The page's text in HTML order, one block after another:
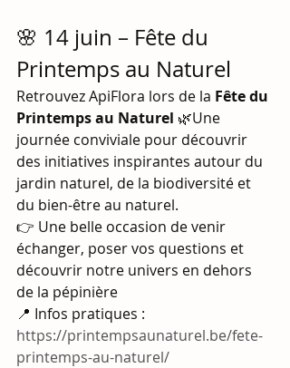
🌸 14 juin – Fête du
Printemps au Naturel
Retrouvez ApiFlora lors de la Fête du
Printemps au Naturel 🌿Une
journée conviviale pour découvrir
des initiatives inspirantes autour du
jardin naturel, de la biodiversité et
du bien-être au naturel.
👉 Une belle occasion de venir
échanger, poser vos questions et
découvrir notre univers en dehors
de la pépinière
📍 Infos pratiques :
https://printempsaunaturel.be/fete-
printemps-au-naturel/